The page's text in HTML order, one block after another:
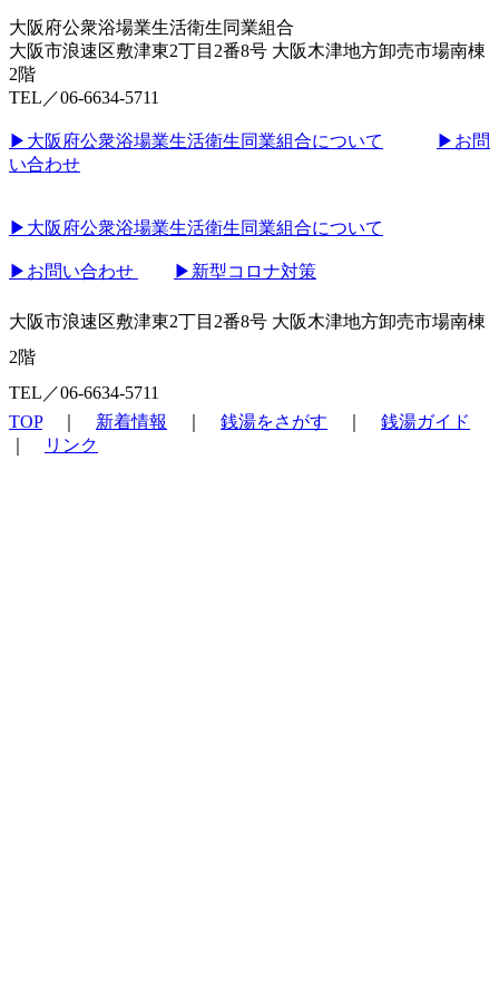
大阪府公衆浴場業生活衛生同業組合
大阪市浪速区敷津東2丁目2番8号 大阪木津地方卸売市場南棟
2階
TEL／06-6634-5711
▶︎大阪府公衆浴場業生活衛生同業組合について
▶︎お問
い合わせ
▶︎大阪府公衆浴場業生活衛生同業組合について
▶︎お問い合わせ ▶︎新型コロナ対策
大阪市浪速区敷津東2丁目2番8号 大阪木津地方卸売市場南棟
2階
TEL／06-6634-5711
TOP｜ 新着情報 銭湯をさがす
銭湯ガイド
リンク